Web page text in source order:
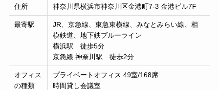
住所 神奈川県横浜市神奈川区金港町7-3 金港ビル7F
最寄駅
JR、京急線、東急東横線、みなとみらい線、相
模鉄道、地下鉄ブルーライン
横浜駅 徒歩5分
京急線 神奈川駅 徒歩2分
オフィス
の種類
プライベートオフィス 49室/168席
時間貸し会議室